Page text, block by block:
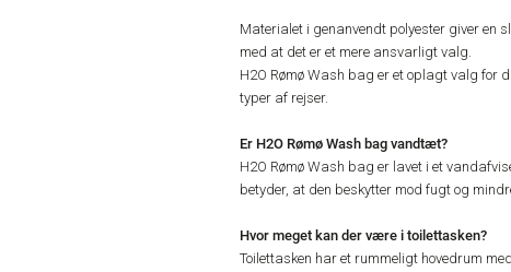
Materialet i genanvendt polyester giver en
med at det er et mere ansvarligt valg.
H2O Rømø Wash bag er et oplagt valg for
typer af rejser.
Er H2O Rømø Wash bag vandtæt?
H2O Rømø Wash bag er lavet i et
betyder, at den beskytter mod fugt og
Hvor meget kan der være i toilettasken?
Toilettasken har et rummeligt hovedrum